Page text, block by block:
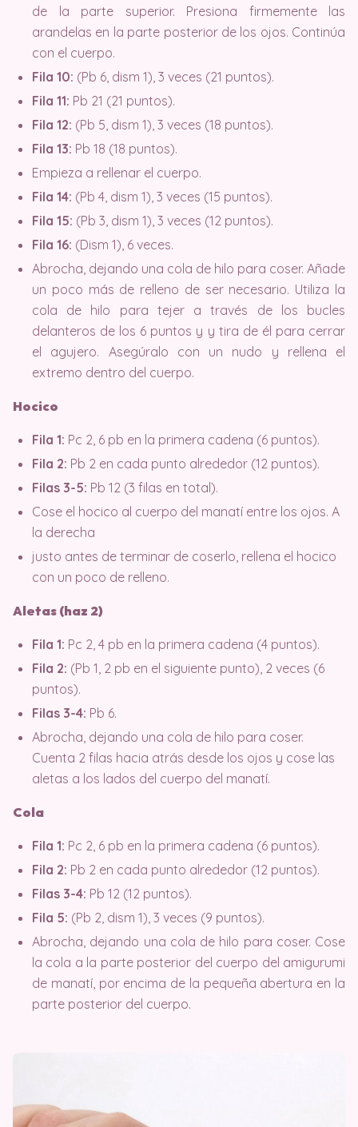
de la parte superior. Presiona firmemente las
arandelas en la parte posterior de los ojos. Continúa
con el cuerpo.
Fila 10: (Pb 6, dism 1), 3 veces (21 puntos).
Fila 11: Pb 21 (21 puntos).
Fila 12: (Pb 5, dism 1), 3 veces (18 puntos).
Fila 13: Pb 18 (18 puntos).
Empieza a rellenar el cuerpo.
Fila 14: (Pb 4, dism 1), 3 veces (15 puntos).
Fila 15: (Pb 3, dism 1), 3 veces (12 puntos).
Fila 16: (Dism 1), 6 veces.
Abrocha, dejando una cola de hilo para coser. Añade
un poco más de relleno de ser necesario. Utiliza la
cola de hilo para tejer a través de los bucles
delanteros de los 6 puntos y y tira de él para cerrar
el agujero. Asegúralo con un nudo y rellena el
extremo dentro del cuerpo.
Hocico
Fila 1: Pc 2, 6 pb en la primera cadena (6 puntos).
Fila 2: Pb 2 en cada punto alrededor (12 puntos).
Filas 3-5: Pb 12 (3 filas en total).
Cose el hocico al cuerpo del manatí entre los ojos. A
la derecha
justo antes de terminar de coserlo, rellena el hocico
con un poco de relleno.
Aletas (haz 2)
Fila 1: Pc 2, 4 pb en la primera cadena (4 puntos).
Fila 2: (Pb 1, 2 pb en el siguiente punto), 2 veces (6
puntos).
Filas 3-4: Pb 6.
Abrocha, dejando una cola de hilo para coser.
Cuenta 2 filas hacia atrás desde los ojos y cose las
aletas a los lados del cuerpo del manatí.
Cola
Fila 1: Pc 2, 6 pb en la primera cadena (6 puntos).
Fila 2: Pb 2 en cada punto alrededor (12 puntos).
Filas 3-4: Pb 12 (12 puntos).
Fila 5: (Pb 2, dism 1), 3 veces (9 puntos).
Abrocha, dejando una cola de hilo para coser. Cose
la cola a la parte posterior del cuerpo del amigurumi
de manatí, por encima de la pequeña abertura en la
parte posterior del cuerpo.